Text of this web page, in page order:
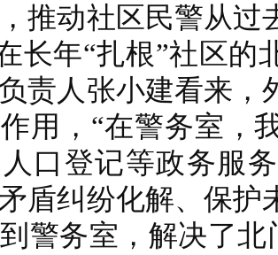
推动社区民警从过
长年“扎根”社区
责人张小建看来
用，“在警务室，
口登记等政务服
盾纠纷化解、保护
警务室，解决了北